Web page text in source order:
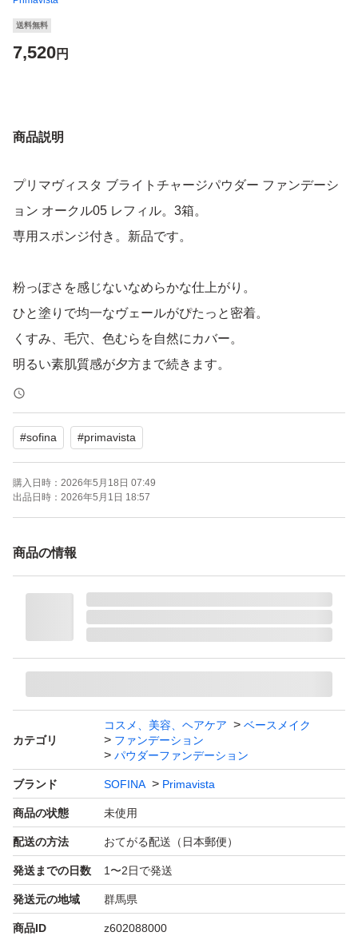
送料無料
7,520円
商品説明
プリマヴィスタ ブライトチャージパウダー ファンデーシ
ョン オークル05 レフィル。3箱。
専用スポンジ付き。新品です。
粉っぽさを感じないなめらかな仕上がり。
ひと塗りで均一なヴェールがぴたっと密着。
くすみ、毛穴、色むらを自然にカバー。
明るい素肌質感が夕方まで続きます。
ブランド：SOFINA Primavista
本体/詰め替え：詰め替え
ベースメイク特徴：カバー力 崩れにくい 肌の透明感、薄
づき UVカット
ベースメイクお悩み：テカリ、皮脂 くすみ
特徴：無香料
SPF：16.0 SPF
匿名配送でお送りします。
家族に喫煙者なしです。
#プリマヴィスタ
#パウダーファンデーション
#sofina #primavista
購入日時： 2026年5月18日 07:49
出品日時： 2026年5月1日 18:57
商品の情報
カテゴリ
コスメ、美容、ヘアケア
ベースメイク
ファンデーション
パウダーファンデーション
ブランド SOFINA Primavista
商品の状態 未使用
配送の方法 おてがる配送（日本郵便）
発送までの日数 1〜2日で発送
発送元の地域 群馬県
商品ID z602088000